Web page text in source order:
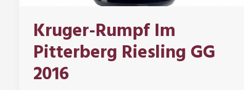
Kruger-Rumpf Im
Pitterberg Riesling GG
2016